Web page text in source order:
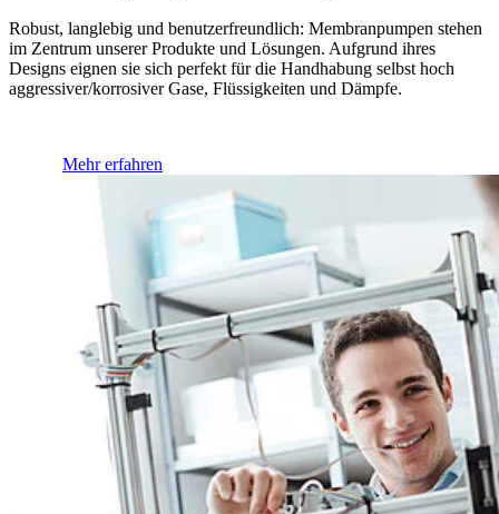
Robust, langlebig und benutzerfreundlich: Membranpumpen stehen
im Zentrum unserer Produkte und Lösungen. Aufgrund ihres
Designs eignen sie sich perfekt für die Handhabung selbst hoch
aggressiver/korrosiver Gase, Flüssigkeiten und Dämpfe.
Mehr erfahren